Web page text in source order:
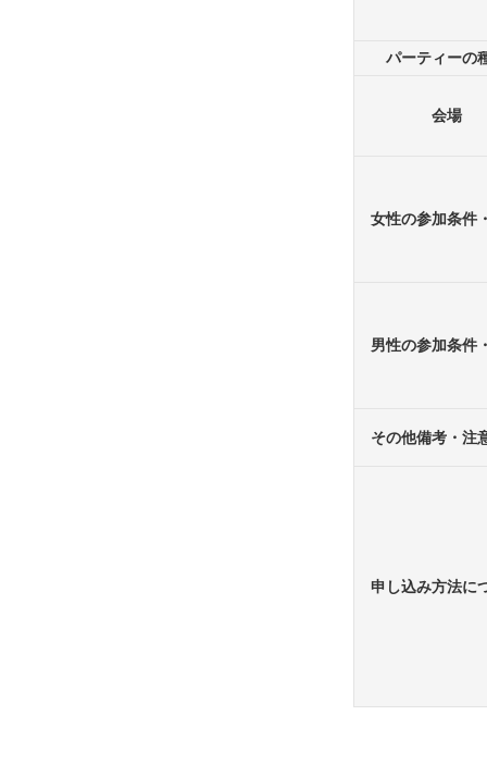
パーティーの
会場
女性の参加条件
男性の参加条件
その他備考・注
申し込み方法に